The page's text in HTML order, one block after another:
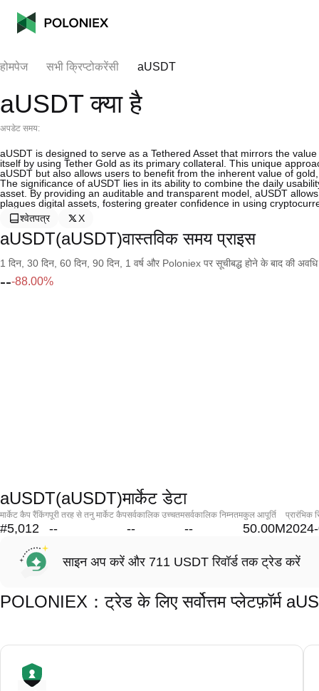
होमपेज सभी क्रिप्टोकरेंसी aUSDT
aUSDT क्या है
अपडेट समय:
aUSDT is designed to serve as a Tethered Asset that mirrors the
itself by using Tether Gold as its primary collateral. This unique
aUSDT but also allows users to benefit from the inherent value of
The significance of aUSDT lies in its ability to combine the daily
asset. By providing an auditable and transparent model, aUSDT
plagues digital assets, fostering greater confidence in using
श्वेतपत्र
X
aUSDT(aUSDT)वास्तविक समय प्राइस
1 दिन, 30 दिन, 60 दिन, 90 दिन, 1 वर्ष और Poloniex पर सूचीबद्ध होने के बाद की
---88.00%
aUSDT(aUSDT)मार्केट डेटा
मार्केट कैप रैंकिंग
#5,012
पूरी तरह से तनु मार्केट कैप
--
सर्वकालिक उच्चतम
--
सर्वकालिक निम्नतम
--
कुल आपूर्ति
50.00M
प्रारंभिक
साइन अप करें और 711 USDT रिवॉर्ड तक ट्रेड करें
POLONIEX：ट्रेड के लिए सर्वोत्तम प्लेटफ़ॉर्म